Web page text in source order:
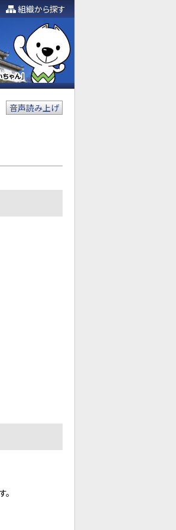
組織から探す
音声読み上げ